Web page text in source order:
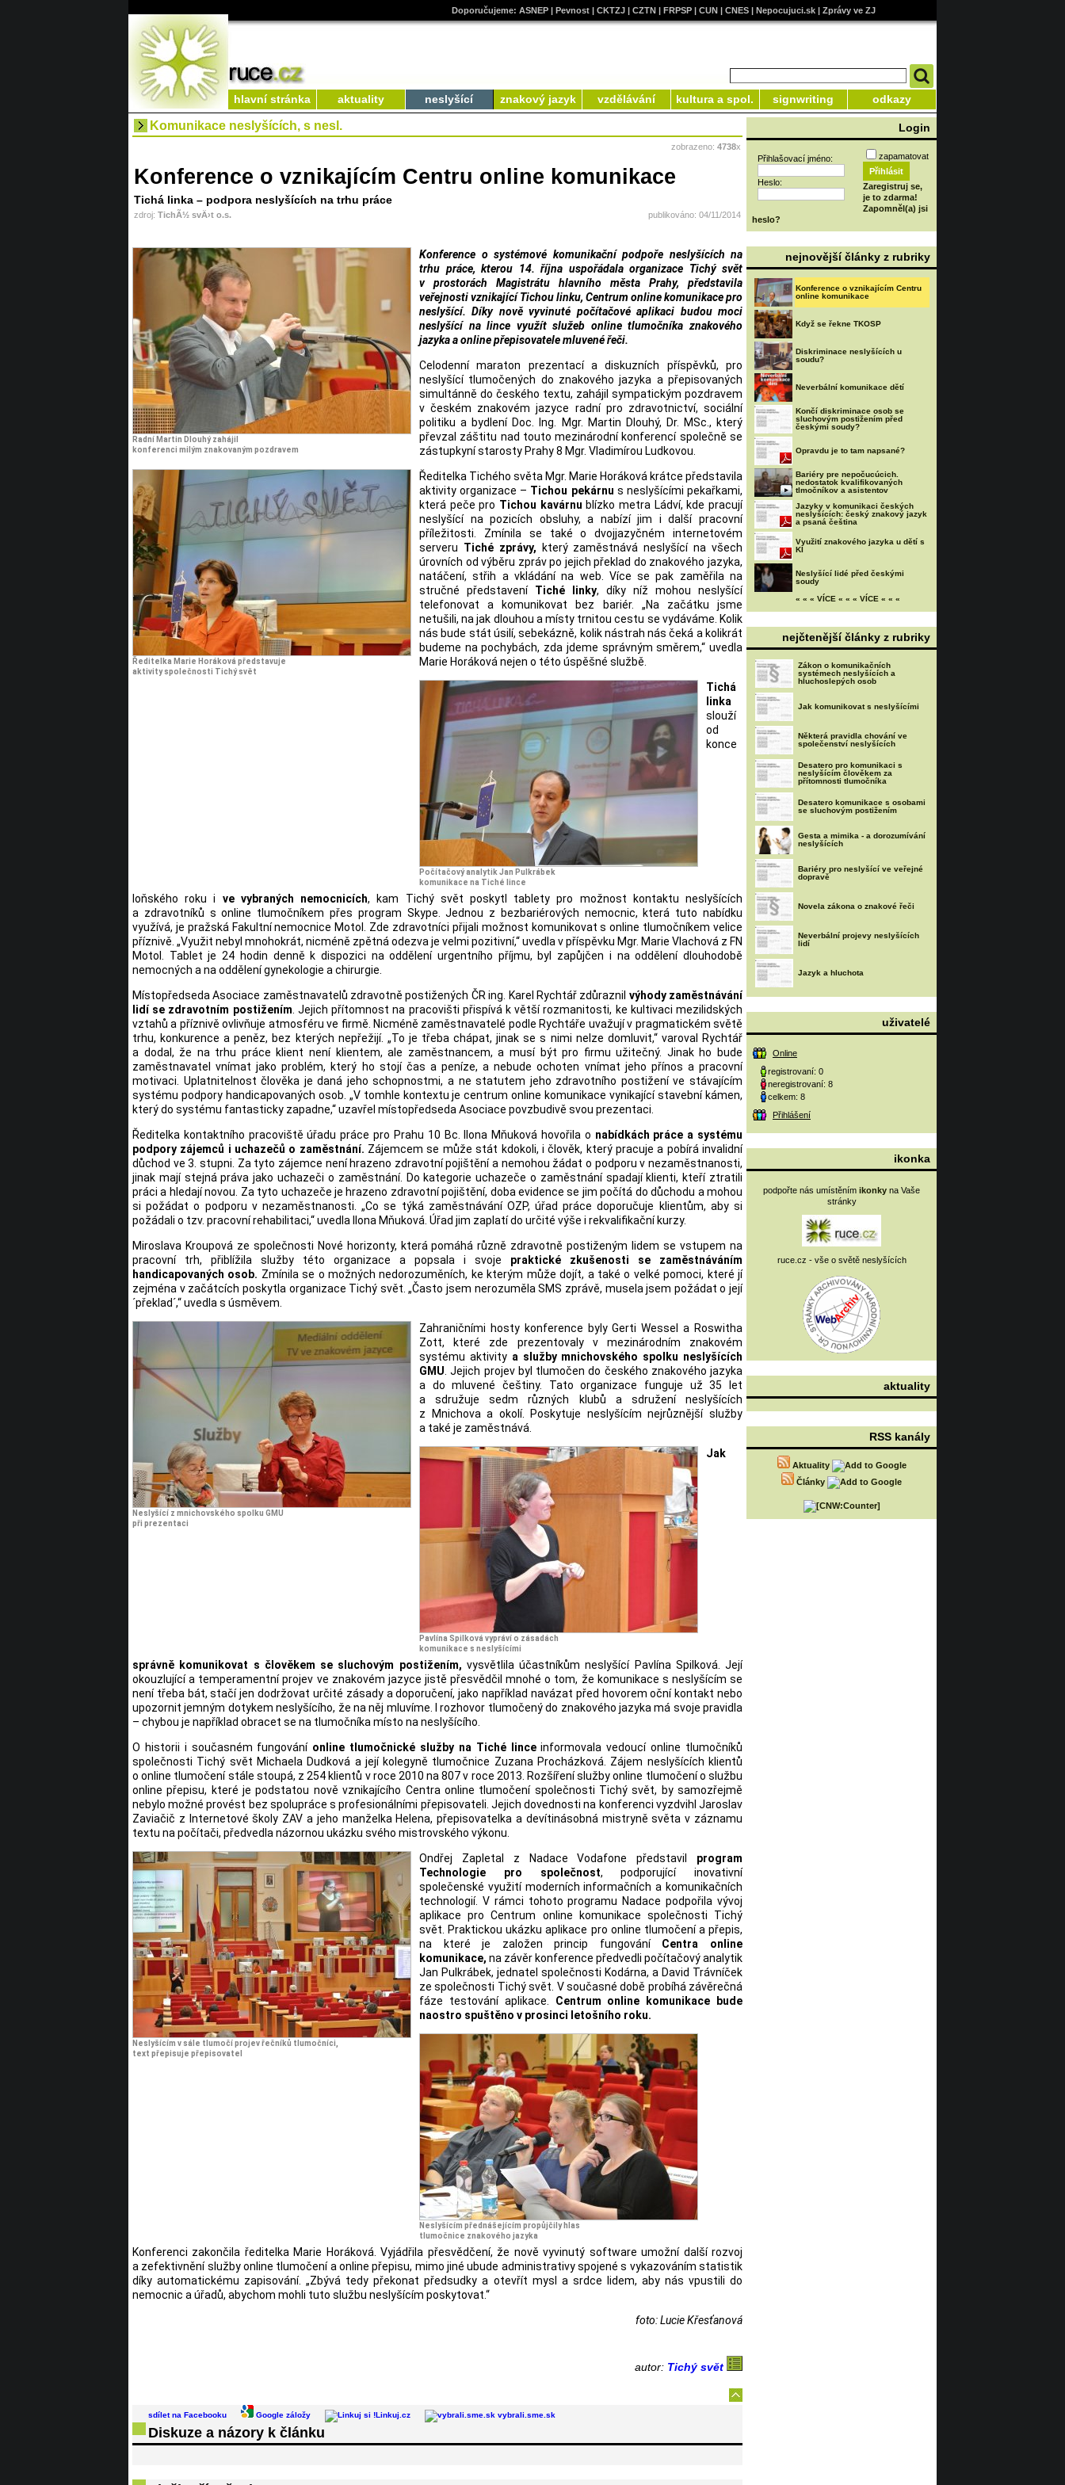
Doporučujeme: ASNEP| Pevnost| CKTZJ| CZTN| FRPSP| CUN| CNES| Nepocujuci.sk| Zprávy ve ZJ
hlavní stránka aktuality neslyšící znakový jazyk vzdělávání kultura a spol. signwriting odkazy
Komunikace neslyšících, s nesl.
zobrazeno: 4738x
Konference o vznikajícím Centru online komunikace
Tichá linka – podpora neslyšících na trhu práce
zdroj: TichÃ½ svÄ›t o.s. publikováno: 04/11/2014
Radní Martin Dlouhý zahájil
konferenci milým znakovaným pozdravem
Konference o systémové komunikační podpoře neslyšících na
trhu práce, kterou 14. října uspořádala organizace Tichý svět
v prostorách Magistrátu hlavního města Prahy, představila
veřejnosti vznikající Tichou linku, Centrum online komunikace pro
neslyšící. Díky nově vyvinuté počítačové aplikaci budou moci
neslyšící na lince využít služeb online tlumočníka znakového
jazyka a online přepisovatele mluvené řeči.
Celodenní maraton prezentací a diskuzních příspěvků, pro
neslyšící tlumočených do znakového jazyka a přepisovaných
simultánně do českého textu, zahájil sympatickým pozdravem
v českém znakovém jazyce radní pro zdravotnictví, sociální
politiku a bydlení Doc. Ing. Mgr. Martin Dlouhý, Dr. MSc., který
převzal záštitu nad touto mezinárodní konferencí společně se
zástupkyní starosty Prahy 8 Mgr. Vladimírou Ludkovou.
Ředitelka Marie Horáková představuje
aktivity společnosti Tichý svět
Ředitelka Tichého světa Mgr. Marie Horáková krátce představila
aktivity organizace – Tichou pekárnu s neslyšícími pekařkami,
která peče pro Tichou kavárnu blízko metra Ládví, kde pracují
neslyšící na pozicích obsluhy, a nabízí jim i další pracovní
příležitosti. Zmínila se také o dvojjazyčném internetovém
serveru Tiché zprávy, který zaměstnává neslyšící na všech
úrovních od výběru zpráv po jejich překlad do znakového jazyka,
natáčení, střih a vkládání na web. Více se pak zaměřila na
stručné představení Tiché linky, díky níž mohou neslyšící
telefonovat a komunikovat bez bariér. „Na začátku jsme
netušili, na jak dlouhou a místy trnitou cestu se vydáváme. Kolik
nás bude stát úsilí, sebekázně, kolik nástrah nás čeká a kolikrát
budeme na pochybách, zda jdeme správným směrem,“ uvedla
Marie Horáková nejen o této úspěšné službě.
Počítačový analytik Jan Pulkrábek
komunikace na Tiché lince
Tichá
linka
slouží
od
konce
loňského roku i ve vybraných nemocnicích, kam Tichý svět poskytl tablety pro možnost kontaktu neslyšících
a zdravotníků s online tlumočníkem přes program Skype. Jednou z bezbariérových nemocnic, která tuto nabídku
využívá, je pražská Fakultní nemocnice Motol. Zde zdravotníci přijali možnost komunikovat s online tlumočníkem velice
příznivě. „Využit nebyl mnohokrát, nicméně zpětná odezva je velmi pozitivní,“ uvedla v příspěvku Mgr. Marie Vlachová z FN
Motol. Tablet je 24 hodin denně k dispozici na oddělení urgentního příjmu, byl zapůjčen i na oddělení dlouhodobě
nemocných a na oddělení gynekologie a chirurgie.
Místopředseda Asociace zaměstnavatelů zdravotně postižených ČR ing. Karel Rychtář zdůraznil výhody zaměstnávání
lidí se zdravotním postižením . Jejich přítomnost na pracovišti přispívá k větší rozmanitosti, ke kultivaci mezilidských
vztahů a příznivě ovlivňuje atmosféru ve firmě. Nicméně zaměstnavatelé podle Rychtáře uvažují v pragmatickém světě
trhu, konkurence a peněz, bez kterých nepřežijí. „To je třeba chápat, jinak se s nimi nelze domluvit,“ varoval Rychtář
a dodal, že na trhu práce klient není klientem, ale zaměstnancem, a musí být pro firmu užitečný. Jinak ho bude
zaměstnavatel vnímat jako problém, který ho stojí čas a peníze, a nebude ochoten vnímat jeho přínos a pracovní
motivaci. Uplatnitelnost člověka je daná jeho schopnostmi, a ne statutem jeho zdravotního postižení ve stávajícím
systému podpory handicapovaných osob. „V tomhle kontextu je centrum online komunikace vynikající stavební kámen,
který do systému fantasticky zapadne,“ uzavřel místopředseda Asociace povzbudivě svou prezentaci.
Ředitelka kontaktního pracoviště úřadu práce pro Prahu 10 Bc. Ilona Mňuková hovořila o nabídkách práce a systému
podpory zájemců i uchazečů o zaměstnání. Zájemcem se může stát kdokoli, i člověk, který pracuje a pobírá invalidní
důchod ve 3. stupni. Za tyto zájemce není hrazeno zdravotní pojištění a nemohou žádat o podporu v nezaměstnanosti,
jinak mají stejná práva jako uchazeči o zaměstnání. Do kategorie uchazeče o zaměstnání spadají klienti, kteří ztratili
práci a hledají novou. Za tyto uchazeče je hrazeno zdravotní pojištění, doba evidence se jim počítá do důchodu a mohou
si požádat o podporu v nezaměstnanosti. „Co se týká zaměstnávání OZP, úřad práce doporučuje klientům, aby si
požádali o tzv. pracovní rehabilitaci,“ uvedla Ilona Mňuková. Úřad jim zaplatí do určité výše i rekvalifikační kurzy.
Miroslava Kroupová ze společnosti Nové horizonty, která pomáhá různě zdravotně postiženým lidem se vstupem na
pracovní trh, přiblížila služby této organizace a popsala i svoje praktické zkušenosti se zaměstnáváním
handicapovaných osob. Zmínila se o možných nedorozuměních, ke kterým může dojít, a také o velké pomoci, které jí
zejména v začátcích poskytla organizace Tichý svět. „Často jsem nerozuměla SMS zprávě, musela jsem požádat o její
´překlad´,“ uvedla s úsměvem.
Neslyšící z mnichovského spolku GMU
při prezentaci
Zahraničními hosty konference byly Gerti Wessel a Roswitha
Zott, které zde prezentovaly v mezinárodním znakovém
systému aktivity a služby mnichovského spolku neslyšících
GMU . Jejich projev byl tlumočen do českého znakového jazyka
a do mluvené češtiny. Tato organizace funguje už 35 let
a sdružuje sedm různých klubů a sdružení neslyšících
z Mnichova a okolí. Poskytuje neslyšícím nejrůznější služby
a také je zaměstnává.
Pavlína Spilková vypráví o zásadách
komunikace s neslyšícími
Jak
správně komunikovat s člověkem se sluchovým postižením, vysvětlila účastníkům neslyšící Pavlína Spilková. Její
okouzlující a temperamentní projev ve znakovém jazyce jistě přesvědčil mnohé o tom, že komunikace s neslyšícím se
není třeba bát, stačí jen dodržovat určité zásady a doporučení, jako například navázat před hovorem oční kontakt nebo
upozornit jemným dotykem neslyšícího, že na něj mluvíme. I rozhovor tlumočený do znakového jazyka má svoje pravidla
– chybou je například obracet se na tlumočníka místo na neslyšícího.
O historii i současném fungování online tlumočnické služby na Tiché linceinformovala vedoucí online tlumočníků
společnosti Tichý svět Michaela Dudková a její kolegyně tlumočnice Zuzana Procházková. Zájem neslyšících klientů
o online tlumočení stále stoupá, z 254 klientů v roce 2010 na 807 v roce 2013. Rozšíření služby online tlumočení o službu
online přepisu, které je podstatou nově vznikajícího Centra online tlumočení společnosti Tichý svět, by samozřejmě
nebylo možné provést bez spolupráce s profesionálními přepisovateli. Jejich dovednosti na konferenci vyzdvihl Jaroslav
Zaviačič z Internetové školy ZAV a jeho manželka Helena, přepisovatelka a devítinásobná mistryně světa v záznamu
textu na počítači, předvedla názornou ukázku svého mistrovského výkonu.
Neslyšícím v sále tlumočí projev řečníků tlumočníci,
text přepisuje přepisovatel
Ondřej Zapletal z Nadace Vodafone představil program
Technologie pro společnost, podporující inovativní
společenské využití moderních informačních a komunikačních
technologií. V rámci tohoto programu Nadace podpořila vývoj
aplikace pro Centrum online komunikace společnosti Tichý
svět. Praktickou ukázku aplikace pro online tlumočení a přepis,
na které je založen princip fungování Centra online
komunikace, na závěr konference předvedli počítačový analytik
Jan Pulkrábek, jednatel společnosti Kodárna, a David Trávníček
ze společnosti Tichý svět. V současné době probíhá závěrečná
fáze testování aplikace. Centrum online komunikace bude
naostro spuštěno v prosinci letošního roku.
Neslyšícím přednášejícím propůjčily hlas
tlumočnice znakového jazyka
Konferenci zakončila ředitelka Marie Horáková. Vyjádřila přesvědčení, že nově vyvinutý software umožní další rozvoj
a zefektivnění služby online tlumočení a online přepisu, mimo jiné ubude administrativy spojené s vykazováním statistik
díky automatickému zapisování. „Zbývá tedy překonat předsudky a otevřít mysl a srdce lidem, aby nás vpustili do
nemocnic a úřadů, abychom mohli tuto službu neslyšícím poskytovat.“
foto: Lucie Křesťanová
autor: Tichý svět
sdílet na Facebooku Google záložy Linkuj.cz vybrali.sme.sk
Diskuze a názory k článku
Login
Přihlašovací jméno:
Heslo:
zapamatovat
Zaregistruj se,
je to zdarma!
Zapomněl(a) jsi
heslo?
nejnovější články z rubriky
Konference o vznikajícím Centru
online komunikace
Když se řekne TKOSP
Diskriminace neslyšících u
soudu?
Neverbální komunikace dětí
Končí diskriminace osob se
sluchovým postižením před
českými soudy?
Opravdu je to tam napsané?
Bariéry pre nepočucúcich.
nedostatok kvalifikovaných
tlmočníkov a asistentov
Jazyky v komunikaci českých
neslyšících: český znakový jazyk
a psaná čeština
Využití znakového jazyka u dětí s
KI
Neslyšící lidé před českými
soudy
« « « VÍCE « « « VÍCE « « «
nejčtenější články z rubriky
Zákon o komunikačních
systémech neslyšících a
hluchoslepých osob
Jak komunikovat s neslyšícími
Některá pravidla chování ve
společenství neslyšících
Desatero pro komunikaci s
neslyšícím člověkem za
přítomnosti tlumočníka
Desatero komunikace s osobami
se sluchovým postižením
Gesta a mimika - a dorozumívání
neslyšících
Bariéry pro neslyšící ve veřejné
dopravě
Novela zákona o znakové řeči
Neverbální projevy neslyšících
lidí
Jazyk a hluchota
uživatelé
Online
registrovaní: 0
neregistrovaní: 8
celkem: 8
Přihlášení
ikonka
podpořte nás umístěním ikonky na Vaše
stránky
ruce.cz - vše o světě neslyšících
aktuality
RSS kanály
Aktuality
Články